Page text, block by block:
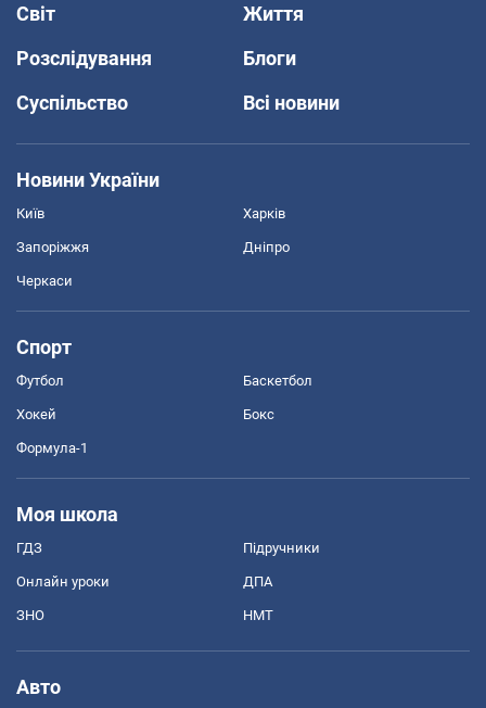
Світ
Життя
Розслідування
Блоги
Суспільство
Всі новини
Новини України
Київ Харків
Запоріжжя Дніпро
Черкаси
Спорт
Футбол Баскетбол
Хокей Бокс
Формула-1
Моя школа
ГДЗ Підручники
Онлайн уроки ДПА
ЗНО НМТ
Авто